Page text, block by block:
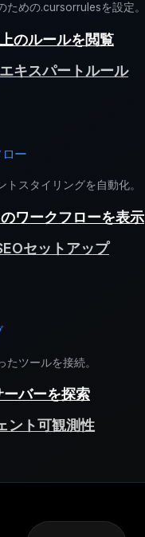
ための.cursorrulesを設定。
のルールを閲覧
キスパートルール
ー
トスタイリングを自動化。
ワークフローを表示
セットアップ
たツールを接続。
バーを探索
ント可観測性